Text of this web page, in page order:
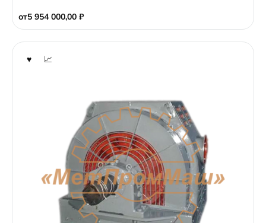
от5 954 000,00 ₽
f
5